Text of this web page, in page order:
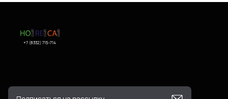
+7 (8332) 715-714